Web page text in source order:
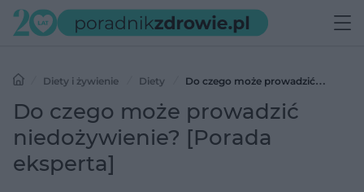
Diety i żywienie Diety
Do czego może prowadzić
niedożywienie? [Porada eksperta]
Do czego może prowadzić
niedożywienie? [Porada
eksperta]